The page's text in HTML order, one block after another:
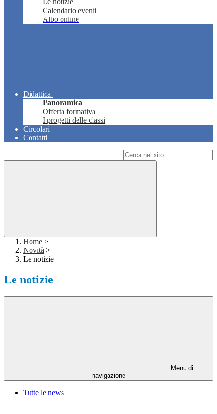
Le notizie
Calendario eventi
Albo online
Didattica
Panoramica
Offerta formativa
I progetti delle classi
Circolari
Contatti
Home >
Novità >
Le notizie
Le notizie
Menu di
navigazione
Tutte le news